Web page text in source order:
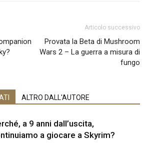
Articolo successivo
Provata la Beta di Mushroom
Wars 2 – La guerra a misura di
fungo
ALTRO DALL'AUTORE
a 9 anni dall’uscita,
a giocare a Skyrim?